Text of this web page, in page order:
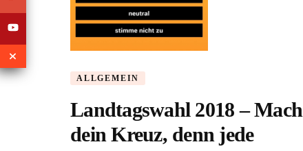
ALLGEMEIN
Landtagswahl 2018 – Mach
dein Kreuz, denn jede